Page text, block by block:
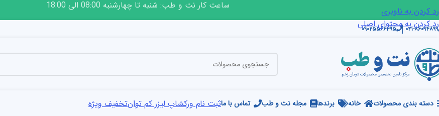
رد کردن به ناوبری
رد کردن به محتوای اصلی
ساعت کار نت و طب: شنبه تا چهارشنبه 08:00 الی 18:00
۰۲۱-۸۶۰۹۴۸۹۹ ۰۹۰۲۵۵۶۶۴۹۵
دسته بندی محصولات خانه برندها مجله نت و طب تماس با ماثبت نام ورکشاپ لیزر کم توانتخفیف ویژه